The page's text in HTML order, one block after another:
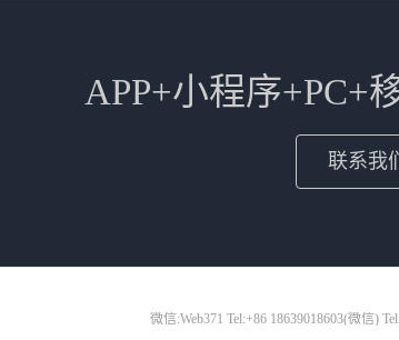
APP+小程序+PC+
联系我们
微信:Web371 Tel:+86 18639018603(微信)